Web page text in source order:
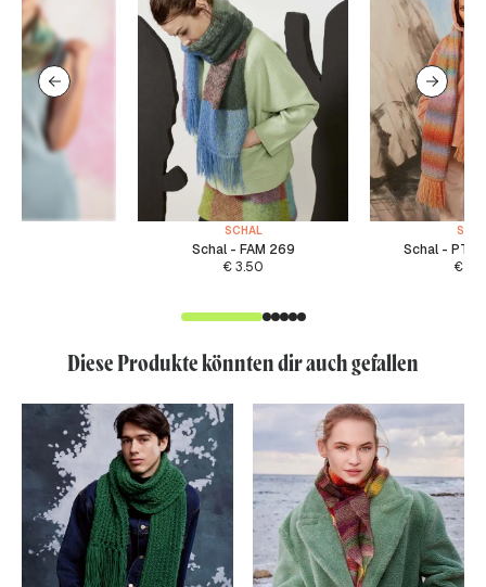
SCHAL
Schal - FAM 269
€3.50
Schal - PTO
€
Diese Produkte könnten dir auch gefallen